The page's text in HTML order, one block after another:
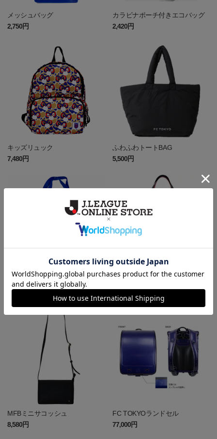
メッシュバッグ
2,750円
カラビナポーチ付きエコバッグ
2,420円
キッズリュック
7,480円
ふわふわトートBAG
5,500円
ランドリーバッグ
1,870円
MFBトートバッグ
12,100円
MFBミニサコッシュ
8,580円
FC TOKYOランドセル
77,000円